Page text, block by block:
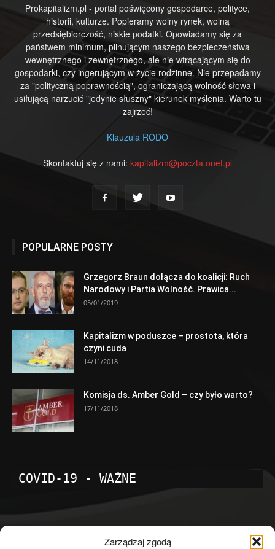
Zarządzaj zgodą
Prokapitalizm.pl - portal poświęcony gospodarce, polityce,
historii, kulturze. Popieramy wolny rynek, wolną
przedsiębiorczość, niskie podatki. Opowiadamy się za
państwem minimum, pilnującym naszego bezpieczeństwa
wewnętrznego i zewnętrznego, ale nie wtrącającym się do
gospodarki, czy ingerującym w życie rodzinne. Nie przepadamy
za "polityczną poprawnością", ograniczającą wolność słowa i
usiłującą narzucić "jedynie słuszny" kierunek myślenia. Warto tu
zajrzeć!
Klauzula RODO
Skontaktuj się z nami: kapitalizm@poczta.onet.pl
POPULARNE POSTY
Grzegorz Braun dołącza do koalicji: Ruch
Narodowy i Partia Wolność. Prawica...
05/01/2019
Kapitalizm w poduszce – prostota, która
czyni cuda
14/11/2018
Komisja ds. Amber Gold – czy było warto?
17/11/2018
COVID-19 - WAŻNE